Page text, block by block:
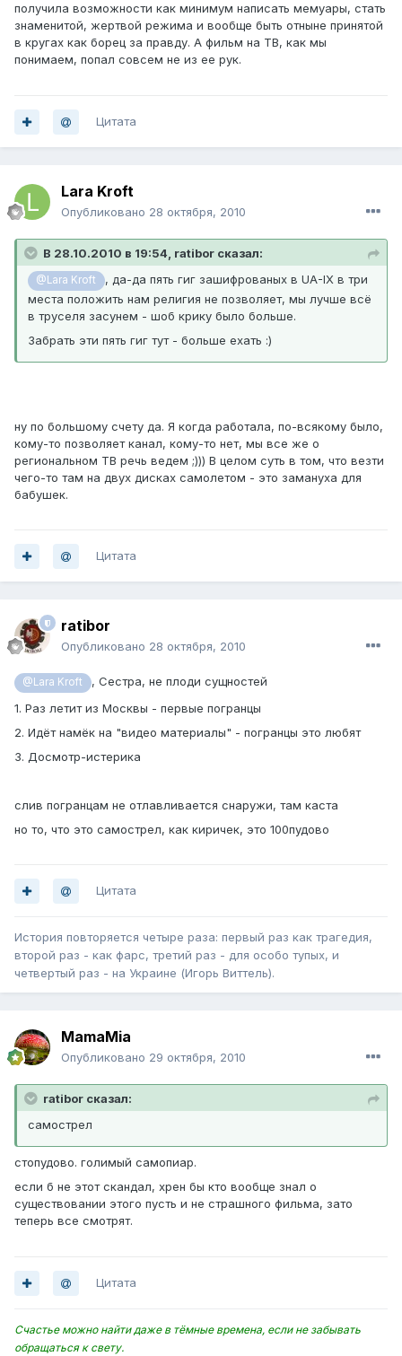
получила возможности как минимум написать мемуары, стать
знаменитой, жертвой режима и вообще быть отныне принятой
в кругах как борец за правду. А фильм на ТВ, как мы
понимаем, попал совсем не из ее рук.
Цитата
Lara Kroft
Опубликовано 28 октября, 2010
В 28.10.2010 в 19:54, ratibor сказал:
@Lara Kroft
, да-да пять гиг зашифрованых в UA-IX в три
места положить нам религия не позволяет, мы лучше всё
в труселя засунем - шоб крику было больше.
Забрать эти пять гиг тут - больше ехать :)
ну по большому счету да. Я когда работала, по-всякому было,
кому-то позволяет канал, кому-то нет, мы все же о
региональном ТВ речь ведем ;))) В целом суть в том, что везти
чего-то там на двух дисках самолетом - это замануха для
бабушек.
Цитата
ratibor
Опубликовано 28 октября, 2010
@Lara Kroft
, Сестра, не плоди сущностей
1. Раз летит из Москвы - первые погранцы
2. Идёт намёк на "видео материалы" - погранцы это любят
3. Досмотр-истерика
слив погранцам не отлавливается снаружи, там каста
но то, что это самострел, как киричек, это 100пудово
Цитата
История повторяется четыре раза: первый раз как трагедия,
второй раз - как фарс, третий раз - для особо тупых, и
четвертый раз - на Украине (Игорь Виттель).
MamaMia
Опубликовано 29 октября, 2010
ratibor сказал:
самострел
стопудово. голимый самопиар.
если б не этот скандал, хрен бы кто вообще знал о
существовании этого пусть и не страшного фильма, зато
теперь все смотрят.
Цитата
Счастье можно найти даже в тёмные времена, если не забывать
обращаться к свету.